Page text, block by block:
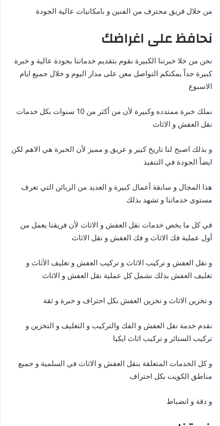
من خلال فريق محترف من الفنين و بامكانيات عالية الجودة
نحافظ على اغراضك
نحن من خلا خبرتنا الكبيرة نقوم بتقديم خدماتنا بجودة عالية و خبرة
كبيرة جداً يمكنكم التواصل معن على مدار اليوم و خلال جميع ايام
الاسبوع
نملك خبرة ممتدده وكبيرة لأن من أكثر من 10 سنوات بكل خدمات
نقل العفش و الاثاث
و بذلك اصبح لنا تاريخ كبير و عريق و مميز لأن الخبرة هي الاهم لكن
ايضاً الجودة في التنفيذ
هذا المجال و سابقة أعمال كبيرة و العديد من الزبائن التي تعرف
مستوى خدماتنا و تشهد بذلك
في كل ما يخص خدمات نقل العفش و الاثاث لأن فريقنا يعمل من
أول عملية فك الاثاث و فك العفش و نقل الاثاث
و نقل العفش و تركيب الاثاث و تركيب العفش و تغليف الأثاث و
تغليف العفش بذلك نشمل كل عملية نقل العفش و الاثاث
و تخزين الاثاث و تخزين العفش بكل احتراف و خبرة و ثقة
نقدم خدمة نقل العفش و الفك والتركيب و التغليف و التخزين و
تركيب الستائر و تركيب اثاث ايكيا
و كل الخدمات المتعلقة بنقل العفش و الاثاث في السلمية و جميع
مناطق الكويت بكل احتراف
و دقة و انضباط